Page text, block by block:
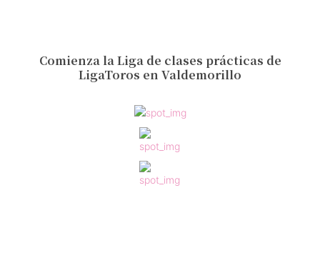
Comienza la Liga de clases prácticas de
LigaToros en Valdemorillo